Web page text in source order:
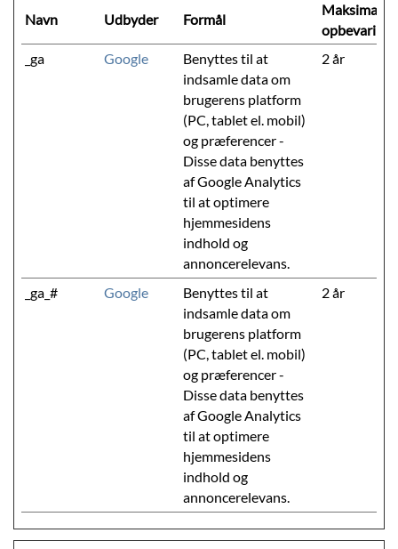
Navn Udbyder Formål
Maksimal
_ga
Google
Benyttes til at
indsamle data om
brugerens platform
(PC, tablet el. mobil)
og præferencer -
Disse data benyttes
af Google Analytics
til at optimere
hjemmesidens
indhold og
annoncerelevans.
2 år
_ga_# Google
Benyttes til at
indsamle data om
brugerens platform
(PC, tablet el. mobil)
og præferencer -
Disse data benyttes
af Google Analytics
til at optimere
hjemmesidens
indhold og
annoncerelevans.
2 år